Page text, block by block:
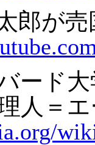
郎が売
ード大
人＝